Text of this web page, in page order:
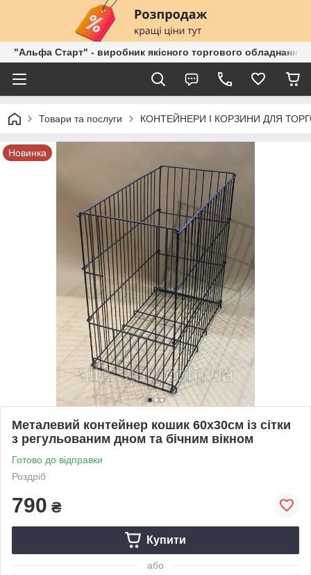
"Альфа Старт" - виробник якісного торгового обладнання
Товари та послуги КОНТЕЙНЕРИ І КОРЗИНИ ДЛЯ
Новинка
Металевий контейнер кошик 60х30см із сітки
з регульованим дном та бічним вікном
Готово до відправки
Роздріб
790 ₴
Купити
або